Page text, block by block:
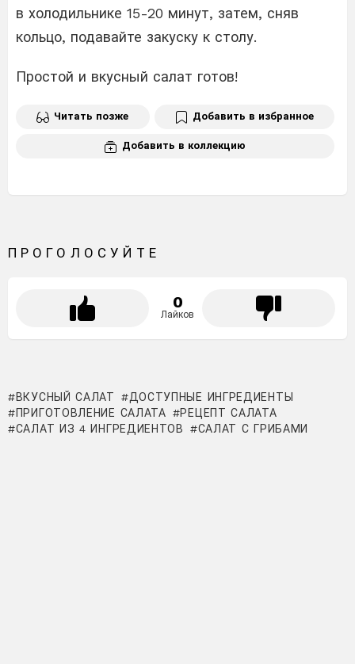
в холодильнике 15-20 минут, затем, сняв
кольцо, подавайте закуску к столу.
Простой и вкусный салат готов!
Читать позже Добавить в избранное
Добавить в коллекцию
ПРОГОЛОСУЙТЕ
0
Лайков
ВКУСНЫЙ САЛАТ
ДОСТУПНЫЕ ИНГРЕДИЕНТЫ
ПРИГОТОВЛЕНИЕ САЛАТА
РЕЦЕПТ САЛАТА
САЛАТ ИЗ 4 ИНГРЕДИЕНТОВ
САЛАТ С ГРИБАМИ